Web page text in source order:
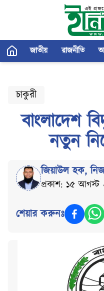
জাতীয় রাজনীতি
চাকুরী
বাংলাদেশ
নতুন
জিয়াউল হক,
প্রকাশ: ১৫
শেয়ার করুনঃ